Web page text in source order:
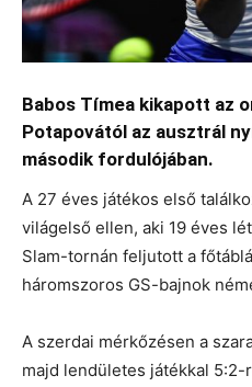
Babos Tímea kikapott az
Potapovától az ausztrál
második fordulójában.
A 27 éves játékos első
világelső ellen, aki 19 éves
Slam-tornán feljutott a
háromszoros GS-bajnok
A szerdai mérkőzésen a
majd lendületes játékkal